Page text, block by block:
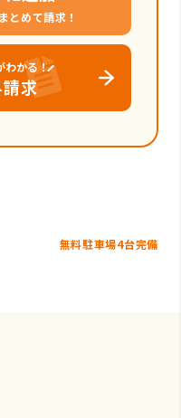
とめて請求！
わかる！
求
無料駐車場4台完備